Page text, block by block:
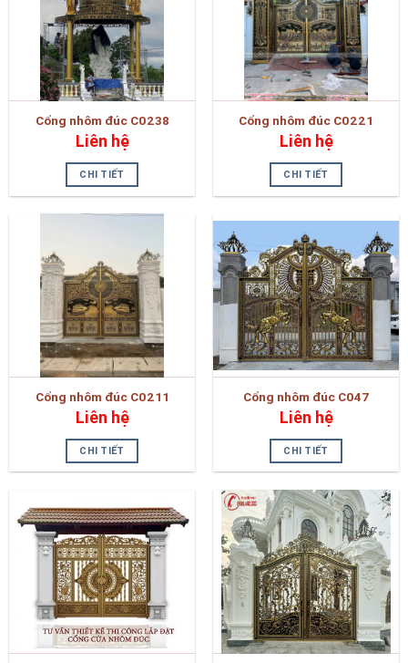
Cổng nhôm đúc C0238
Liên hệ
CHI TIẾT
Cổng nhôm đúc C0221
Liên hệ
CHI TIẾT
Cổng nhôm đúc C0211
Liên hệ
CHI TIẾT
Cổng nhôm đúc C047
Liên hệ
CHI TIẾT